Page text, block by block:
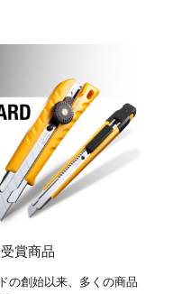
賞商品
の創始以来、多くの商品